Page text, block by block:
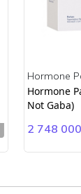
Hormone
Hormone
Not Gaba)
2 748